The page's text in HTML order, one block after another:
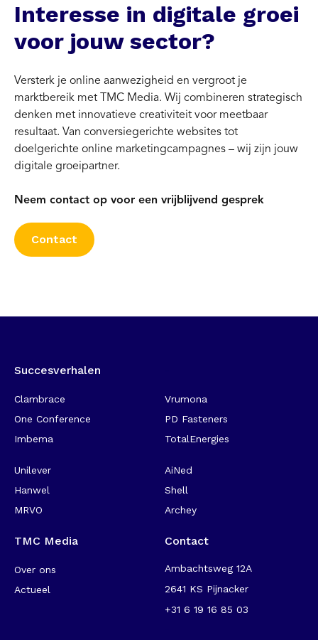
Interesse in digitale groei
voor jouw sector?
Versterk je online aanwezigheid en vergroot je
marktbereik met TMC Media. Wij combineren strategisch
denken met innovatieve creativiteit voor meetbaar
resultaat. Van conversiegerichte websites tot
doelgerichte online marketingcampagnes – wij zijn jouw
digitale groeipartner.
Neem contact op voor een vrijblijvend gesprek
Contact
Succesverhalen
Clambrace
One Conference
Imbema
Vrumona
PD Fasteners
TotalEnergies
Unilever
Hanwel
MRVO
AiNed
Shell
Archey
TMC Media
Over ons
Actueel
Contact
Ambachtsweg 12A
2641 KS Pijnacker
+31 6 19 16 85 03